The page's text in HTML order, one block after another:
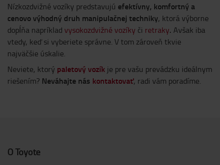
Nízkozdvižné vozíky predstavujú efektívny, komfortný a
cenovo výhodný druh manipulačnej techniky, ktorá výborne
dopĺňa napríklad vysokozdvižné vozíky či retraky. Avšak iba
vtedy, keď si vyberiete správne. V tom zároveň tkvie
najväčšie úskalie.
Neviete, ktorý paletový vozík je pre vašu prevádzku ideálnym
riešením? Neváhajte nás kontaktovať, radi vám poradíme.
O Toyote